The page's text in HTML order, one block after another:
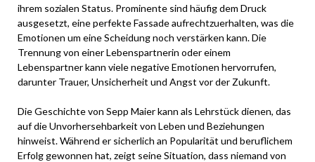
ihrem sozialen Status. Prominente sind häufig dem Druck
ausgesetzt, eine perfekte Fassade aufrechtzuerhalten, was die
Emotionen um eine Scheidung noch verstärken kann. Die
Trennung von einer Lebenspartnerin oder einem
Lebenspartner kann viele negative Emotionen hervorrufen,
darunter Trauer, Unsicherheit und Angst vor der Zukunft.
Die Geschichte von Sepp Maier kann als Lehrstück dienen, das
auf die Unvorhersehbarkeit von Leben und Beziehungen
hinweist. Während er sicherlich an Popularität und beruflichem
Erfolg gewonnen hat, zeigt seine Situation, dass niemand von